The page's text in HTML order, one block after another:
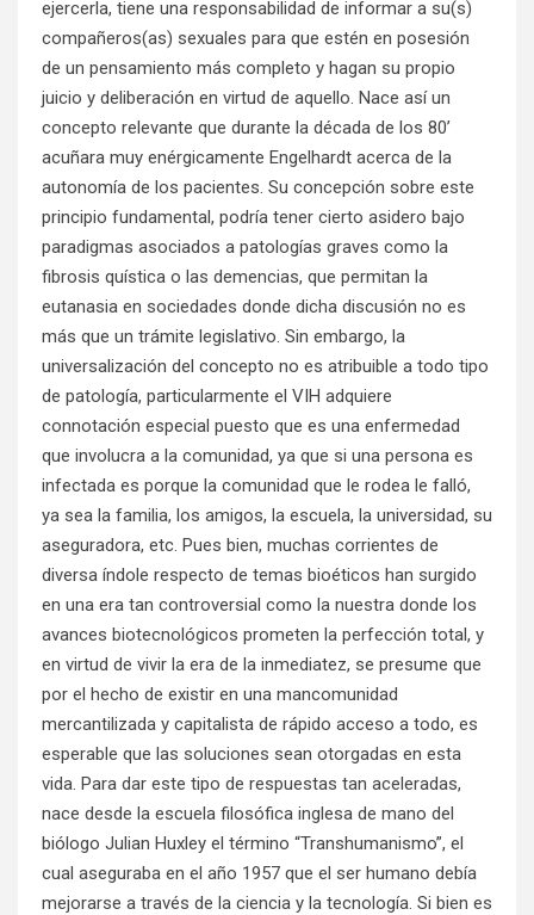
ejercerla, tiene una responsabilidad de informar a su(s)
compañeros(as) sexuales para que estén en posesión
de un pensamiento más completo y hagan su propio
juicio y deliberación en virtud de aquello. Nace así un
concepto relevante que durante la década de los 80’
acuñara muy enérgicamente Engelhardt acerca de la
autonomía de los pacientes. Su concepción sobre este
principio fundamental, podría tener cierto asidero bajo
paradigmas asociados a patologías graves como la
fibrosis quística o las demencias, que permitan la
eutanasia en sociedades donde dicha discusión no es
más que un trámite legislativo. Sin embargo, la
universalización del concepto no es atribuible a todo tipo
de patología, particularmente el VIH adquiere
connotación especial puesto que es una enfermedad
que involucra a la comunidad, ya que si una persona es
infectada es porque la comunidad que le rodea le falló,
ya sea la familia, los amigos, la escuela, la universidad, su
aseguradora, etc. Pues bien, muchas corrientes de
diversa índole respecto de temas bioéticos han surgido
en una era tan controversial como la nuestra donde los
avances biotecnológicos prometen la perfección total, y
en virtud de vivir la era de la inmediatez, se presume que
por el hecho de existir en una mancomunidad
mercantilizada y capitalista de rápido acceso a todo, es
esperable que las soluciones sean otorgadas en esta
vida. Para dar este tipo de respuestas tan aceleradas,
nace desde la escuela filosófica inglesa de mano del
biólogo Julian Huxley el término “Transhumanismo”, el
cual aseguraba en el año 1957 que el ser humano debía
mejorarse a través de la ciencia y la tecnología. Si bien es